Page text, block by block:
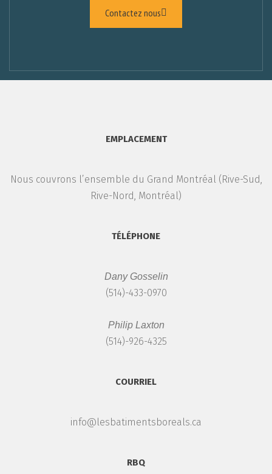
Contactez nous
EMPLACEMENT
Nous couvrons l’ensemble du Grand Montréal (Rive-Sud,
Rive-Nord, Montréal)
TÉLÉPHONE
Dany Gosselin
(514)-433-0970
Philip Laxton
(514)-926-4325
COURRIEL
info@lesbatimentsboreals.ca
RBQ